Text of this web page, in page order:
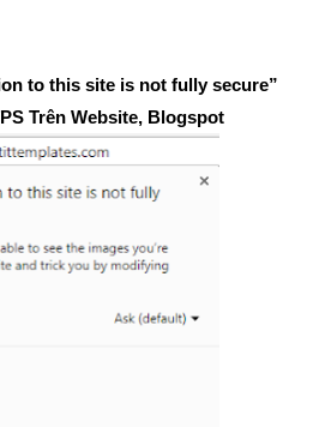
to this site is not fully secure”
Trên Website, Blogspot